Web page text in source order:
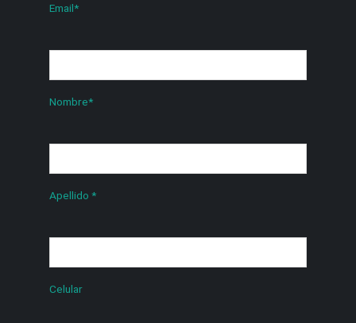
Email*
Nombre*
Apellido*
Celular